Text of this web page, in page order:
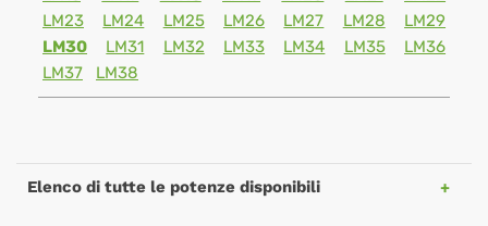
LM23
LM24 LM25 LM26 LM27 LM28
LM29
LM30
LM31 LM32 LM33 LM34 LM35
LM36
LM37
LM38
Elenco di tutte le potenze disponibili